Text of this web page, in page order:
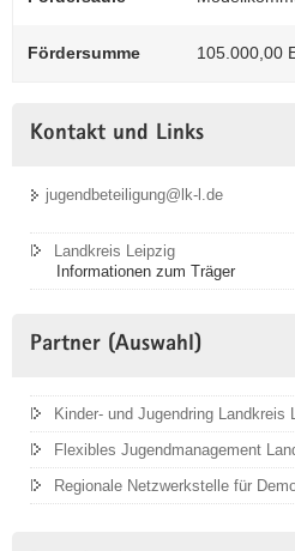
Beim Jugendfestival
Jugendlichen ins
Fördersumme 105.000,00
Kontakt und Links
jugendbeteiligung@lk-l.de
Landkreis Leipzig
Informationen zum Träger
Partner (Auswahl)
Kinder- und Jugendring Landkreis
Flexibles Jugendmanagement
Regionale Netzwerkstelle für